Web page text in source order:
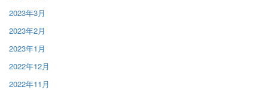
2023年3月
2023年2月
2023年1月
2022年12月
2022年11月